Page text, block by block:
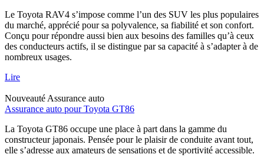
Le Toyota RAV4 s’impose comme l’un des SUV les plus populaires
du marché, apprécié pour sa polyvalence, sa fiabilité et son confort.
Conçu pour répondre aussi bien aux besoins des familles qu’à ceux
des conducteurs actifs, il se distingue par sa capacité à s’adapter à de
nombreux usages.
Lire
Nouveauté Assurance auto
Assurance auto pour Toyota GT86
La Toyota GT86 occupe une place à part dans la gamme du
constructeur japonais. Pensée pour le plaisir de conduite avant tout,
elle s’adresse aux amateurs de sensations et de sportivité accessible.